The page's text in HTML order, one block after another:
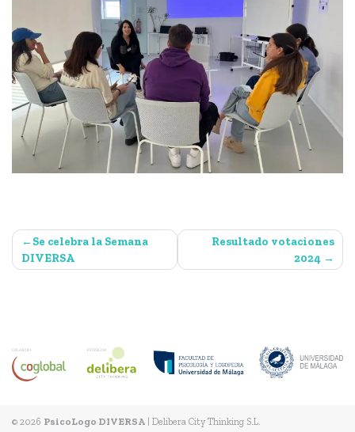
Navegación
de
Se celebra la Semana
DIVERSA
Resultado votaciones
2024
© 2026 PsicoLogo DIVERSA | Delibera City Thinking S.L.